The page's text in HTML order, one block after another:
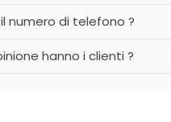
numero di telefono ?
hanno i clienti ?